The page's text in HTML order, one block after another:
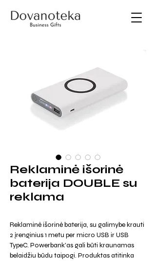
Reklaminė išorinė
baterija DOUBLE su
reklama
Reklaminė išorinė baterija, su galimybe krauti
2 įrenginius 1 metu per micro USB ir USB
TypeC. Powerbank'as gali būti kraunamas
belaidžiu būdu taipogi. Produktas atitinka